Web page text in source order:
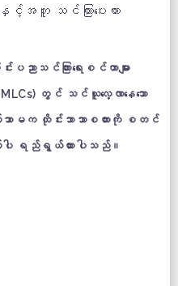
င့်အတူ သင်ကြားပေးထား
ပညာသင်ကြားရေးစင်တာများ
တွင် သင်ယူလေ့လာနေသော
သာမက ထိုင်းဘာသာစကားကို စတင်
ပါ ရည်ရွယ်ထားပါသည်။